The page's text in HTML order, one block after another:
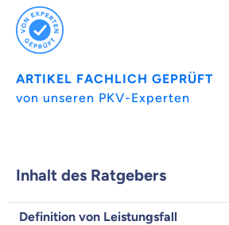
ARTIKEL FACHLICH GEPRÜFT
von unseren PKV-Experten
Inhalt des Ratgebers
Definition von Leistungsfall
Versicherungsprodukt wählen
Krankenvoll
Versicherung
Beamten